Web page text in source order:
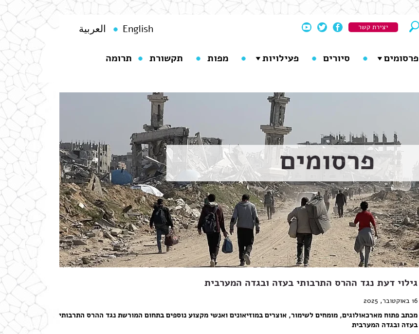
יצירת קשר English العربية
פרסומים סיורים פעילויות מפות תקשורת תרומה
פרסומים
גילוי דעת נגד ההרס התרבותי בעזה ובגדה המערבית
16 באוקטובר, 2025
מכתב פתוח מארכאולוגים, מומחים לשימור, אוצרים במוזיאונים ואנשי מקצוע נוספים בתחום המורשת נגד ההרס התרבותי
בעזה ובגדה המערבית